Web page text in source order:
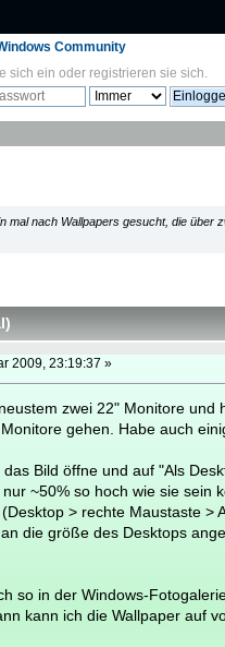
Community
sich ein oder registrieren sie sich.
mal nach Wallpapers gesucht, die über
)
2009, 23:19:37 »
zwei 22" Monitore
gehen. Habe auch
Bild öffne und auf "Als
~50% so hoch wie sie sein
> rechte Maustaste >
die größe des Desktops
so in der Windows-
kann ich die Wallpaper auf